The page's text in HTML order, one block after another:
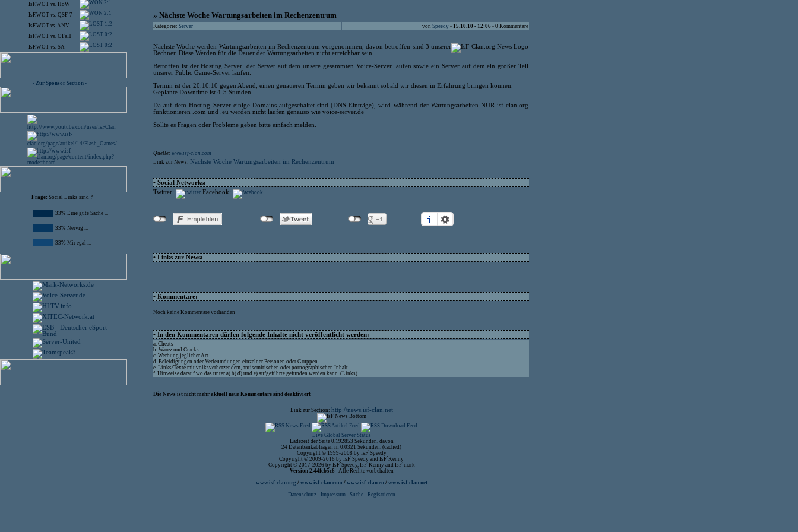
IsF.WOT vs. HoW 2:1
IsF.WOT vs. QSF-7 2:1
IsF.WOT vs.ANV 1:2
IsF.WOT vs. OFaH 0:2
IsF.WOT vs. SA 0:2
- Zur Sponsor Section -
Frage: Social Links sind ?
33% Eine gute Sache ...
33% Nervig ...
33% Mir egal ...
» Nächste Woche Wartungsarbeiten im Rechenzentrum
Kategorie: Server von Speedy - 15.10.10 - 12:06 - 0 Kommentare
Nächste Woche werden Wartungsarbeiten im Rechenzentrum vorgenommen, davon betroffen sind 3 unserer
Rechner. Diese Werden für die Dauer der Wartungsarbeiten nicht erreichbar sein.
Betroffen ist der Hosting Server, der Server auf dem unsere gesammten Voice-Server laufen sowie ein Server auf dem ein großer Teil
unserer Public Game-Server laufen.
Termin ist der 20.10.10 gegen Abend, einen genaueren Termin geben wir bekannt sobald wir diesen in Erfahrung bringen können.
Geplante Downtime ist 4-5 Stunden.
Da auf dem Hosting Server einige Domains aufgeschaltet sind (DNS Einträge), wird während der Wartungsarbeiten NUR isf-clan.org
funktionieren .com und .eu werden nicht laufen genauso wie voice-server.de
Sollte es Fragen oder Probleme geben bitte einfach melden.
Quelle: www.isf-clan.com
Link zur News: Nächste Woche Wartungsarbeiten im Rechenzentrum
• Social Networks:
Twitter:
Facebook:
• Links zur News:
• Kommentare:
Noch keine Kommentare vorhanden
• In den Kommentaren dürfen folgende Inhalte nicht veröffentlicht werden:
a. Cheats
b. Warez und Cracks
c. Werbung jeglicher Art
d. Beleidigungen oder Verleumdungen einzelner Personen oder Gruppen
e. Links/Texte mit volksverhetzendem, antisemitischen oder pornographischen Inhalt
f. Hinweise darauf wo das unter a) b) d) und e) aufgeführte gefunden werden kann. (Links)
Die News ist nicht mehr aktuell neue Kommentare sind deaktiviert
Link zur Section: http://news.isf-clan.net
Live Global Server Status
Ladezeit der Seite 0.192853 Sekunden, davon
24 Datenbankabfragen in 0.0321 Sekunden. (cached)
Copyright © 1999-2008 by IsF`Speedy
Copyright © 2009-2016 by IsF`Speedy and IsF`Kenny
Copyright © 2017-2026 by IsF`Speedy, IsF`Kenny and IsF`mark
Version 2.44fcb5c6 - Alle Rechte vorbehalten
www.isf-clan.org / www.isf-clan.com / www.isf-clan.eu/ www.isf-clan.net
Datenschutz - Impressum- Suche- Registrieren